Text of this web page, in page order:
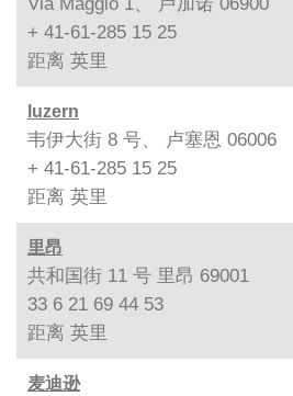
+ 41-61-285 15 25
距离 英里
luzern
韦伊大街 8 号、 卢塞恩 06006
+ 41-61-285 15 25
距离 英里
里昂
共和国街 11 号 里昂 69001
33 6 21 69 44 53
距离 英里
麦迪逊